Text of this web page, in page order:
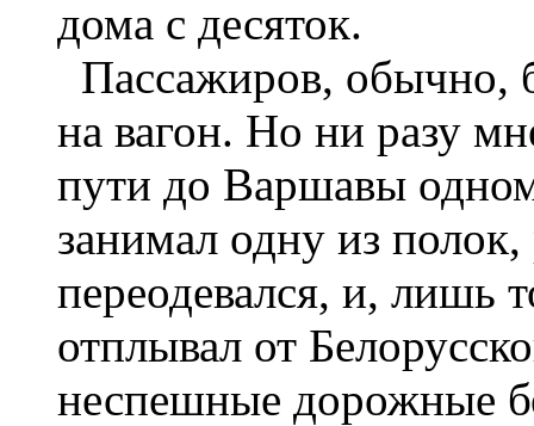
дома с десяток.
Пассажиров, обычно,
на вагон. Но ни разу
пути до Варшавы
занимал одну из
переодевался, и, лишь
отплывал от
неспешные дорожные